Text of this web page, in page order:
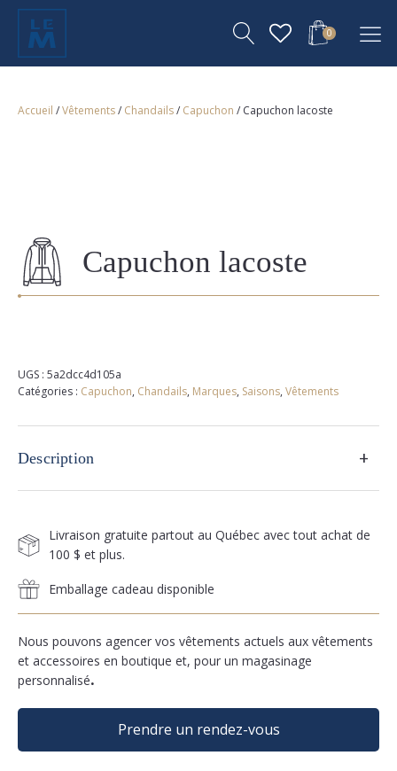
0
Accueil /Vêtements/ Chandails/ Capuchon / Capuchon lacoste
Capuchon lacoste
UGS : 5a2dcc4d105a
Catégories : Capuchon, Chandails, Marques, Saisons, Vêtements
Description +
Livraison gratuite partout au Québec avec tout achat de
100 $ et plus.
Emballage cadeau disponible
Nous pouvons agencer vos vêtements actuels aux vêtements
et accessoires en boutique et, pour un magasinage
personnalisé.
Prendre un rendez-vous